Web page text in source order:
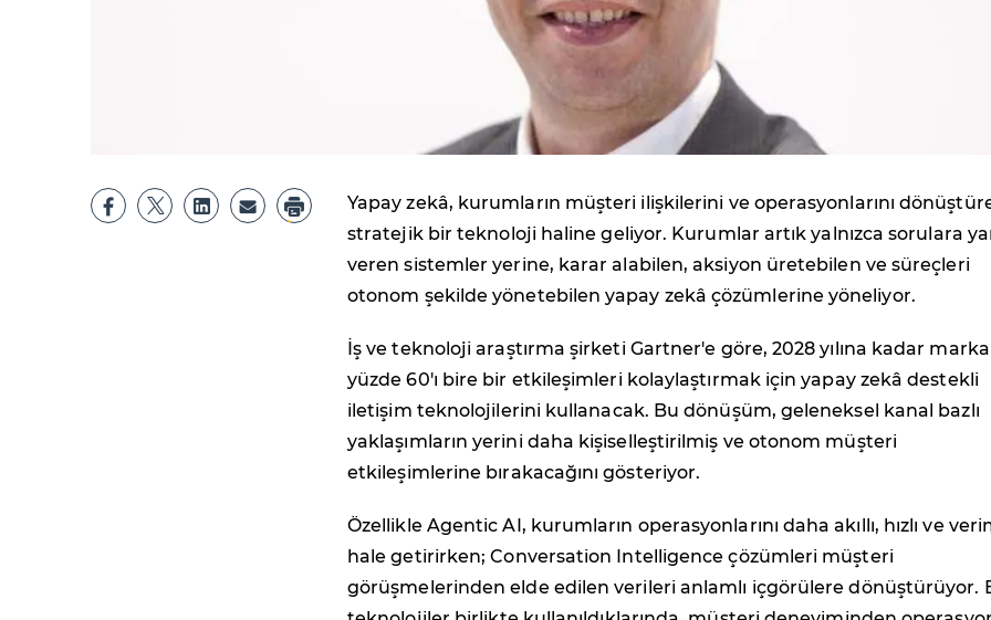
Yapay zekâ, kurumların müşteri ilişkilerini ve operasyonlarını
stratejik bir teknoloji haline geliyor. Kurumlar artık yalnızca sorulara
veren sistemler yerine, karar alabilen, aksiyon üretebilen ve süreçleri
otonom şekilde yönetebilen yapay zekâ çözümlerine yöneliyor.
İş ve teknoloji araştırma şirketi Gartner'e göre, 2028 yılına kadar
yüzde 60'ı bire bir etkileşimleri kolaylaştırmak için yapay zekâ destekli
iletişim teknolojilerini kullanacak. Bu dönüşüm, geleneksel kanal bazlı
yaklaşımların yerini daha kişiselleştirilmiş ve otonom müşteri
etkileşimlerine bırakacağını gösteriyor.
Özellikle Agentic AI, kurumların operasyonlarını daha akıllı, hızlı ve
hale getirirken; Conversation Intelligence çözümleri müşteri
görüşmelerinden elde edilen verileri anlamlı içgörülere dönüştürüyor.